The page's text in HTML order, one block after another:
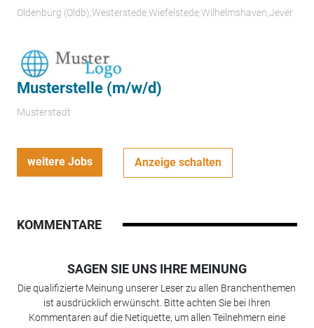
Oldenburg (Oldb);Westerstede;Wiefelstede;Wilhelmshaven;Jever
Musterstelle (m/w/d)
Musterstadt
weitere Jobs Anzeige schalten
KOMMENTARE
SAGEN SIE UNS IHRE MEINUNG
Die qualifizierte Meinung unserer Leser zu allen Branchenthemen
ist ausdrücklich erwünscht. Bitte achten Sie bei Ihren
Kommentaren auf die Netiquette, um allen Teilnehmern eine